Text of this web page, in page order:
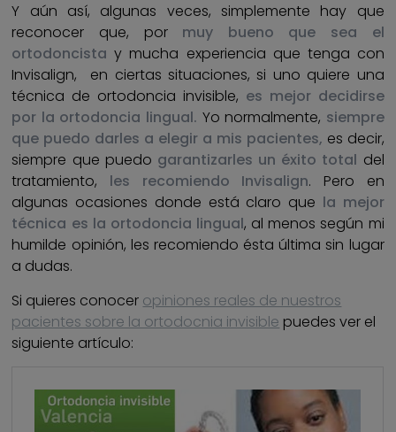
Y aún así, algunas veces, simplemente hay que
reconocer que, por muy bueno que sea el
ortodoncistay mucha experiencia que tenga con
Invisalign, en ciertas situaciones, si uno quiere una
técnica de ortodoncia invisible, es mejor decidirse
por la ortodoncia lingual. Yo normalmente, siempre
que puedo darles a elegir a mis pacientes, es decir,
siempre que puedo garantizarles un éxito total del
tratamiento, les recomiendo Invisalign. Pero en
algunas ocasiones donde está claro que la mejor
técnica es la ortodoncia lingual, al menos según mi
humilde opinión, les recomiendo ésta última sin lugar
a dudas.
Si quieres conocer opiniones reales de nuestros
pacientes sobre la ortodocnia invisible puedes ver el
siguiente artículo: